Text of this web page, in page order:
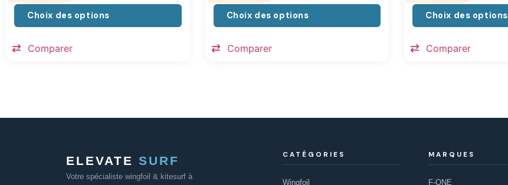
Choix des options
Comparer
Choix des options
Comparer
Choix des options
Comparer
ELEVATE SURF
Votre spécialiste wingfoil & kitesurf à
CATÉGORIES
Wingfoil
MARQUES
F-ONE